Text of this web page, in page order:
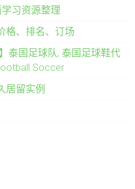
习资源整理
格、排名、订场
泰国足球队, 泰国足球鞋代
Soccer
居留实例